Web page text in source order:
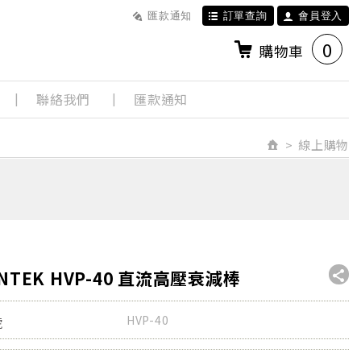
匯款通知 訂單查詢 會員登入
購物車 0
聯絡我們 匯款通知
線上購物
HVP-40 直流高壓衰減棒
HVP-40